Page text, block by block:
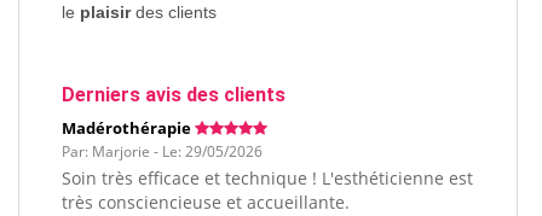
le plaisirdes clients
Derniers avis des clients
Madérothérapie
Par: Marjorie - Le: 29/05/2026
Soin très efficace et technique ! L'esthéticienne est
très consciencieuse et accueillante.